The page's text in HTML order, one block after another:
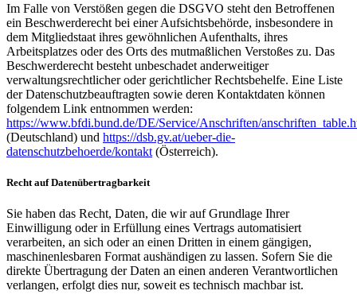
Im Falle von Verstößen gegen die DSGVO steht den Betroffenen
ein Beschwerderecht bei einer Aufsichtsbehörde, insbesondere in
dem Mitgliedstaat ihres gewöhnlichen Aufenthalts, ihres
Arbeitsplatzes oder des Orts des mutmaßlichen Verstoßes zu. Das
Beschwerderecht besteht unbeschadet anderweitiger
verwaltungsrechtlicher oder gerichtlicher Rechtsbehelfe. Eine Liste
der Datenschutzbeauftragten sowie deren Kontaktdaten können
folgendem Link entnommen werden:
https://www.bfdi.bund.de/DE/Service/Anschriften/
(Deutschland) und https://dsb.gv.at/ueber-die-
datenschutzbehoerde/kontakt (Österreich).
Recht auf Datenübertragbarkeit
Sie haben das Recht, Daten, die wir auf Grundlage Ihrer
Einwilligung oder in Erfüllung eines Vertrags automatisiert
verarbeiten, an sich oder an einen Dritten in einem gängigen,
maschinenlesbaren Format aushändigen zu lassen. Sofern Sie die
direkte Übertragung der Daten an einen anderen Verantwortlichen
verlangen, erfolgt dies nur, soweit es technisch machbar ist.